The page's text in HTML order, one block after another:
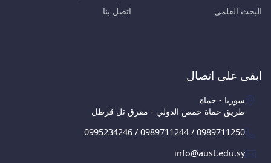
البحث العلمي
اتصل بنا
ابقى على اتصال
سوريا - حماة
طريق حماة حمص الدولي - مفرق تل قرطل
0995234246 / 0989711244 / 0989711250
info@aust.edu.sy